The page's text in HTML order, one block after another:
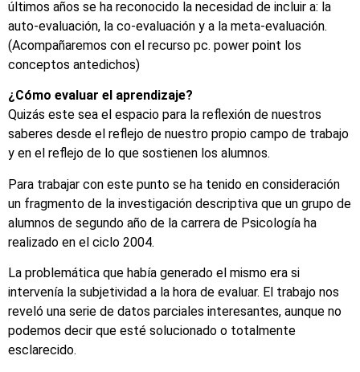
últimos años se ha reconocido la necesidad de incluir a: la
auto-evaluación, la co-evaluación y a la meta-evaluación.
(Acompañaremos con el recurso pc. power point los
conceptos antedichos)
¿Cómo evaluar el aprendizaje?
Quizás este sea el espacio para la reflexión de nuestros
saberes desde el reflejo de nuestro propio campo de trabajo
y en el reflejo de lo que sostienen los alumnos.
Para trabajar con este punto se ha tenido en consideración
un fragmento de la investigación descriptiva que un grupo de
alumnos de segundo año de la carrera de Psicología ha
realizado en el ciclo 2004.
La problemática que había generado el mismo era si
intervenía la subjetividad a la hora de evaluar. El trabajo nos
reveló una serie de datos parciales interesantes, aunque no
podemos decir que esté solucionado o totalmente
esclarecido.